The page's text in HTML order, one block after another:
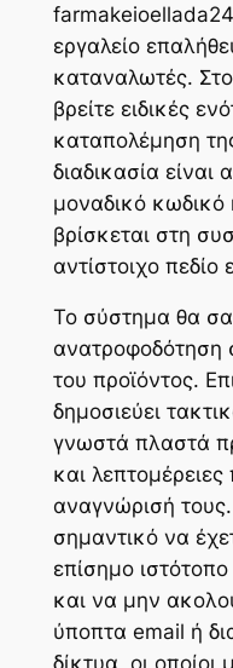
farmakeioellada24
εργαλείο
καταναλωτές.
βρείτε ειδικές
καταπολέμηση
διαδικασία είναι
μοναδικό κωδικό
βρίσκεται στη
αντίστοιχο
Το σύστημα θα
ανατροφοδότηση
του προϊόντος.
δημοσιεύει
γνωστά πλαστά
και
αναγνώρισή τους.
σημαντικό να
επίσημο
και να μην
ύποπτα email ή